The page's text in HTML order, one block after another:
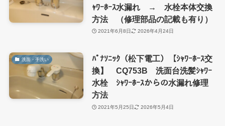
ｬﾜｰﾎｰｽ水漏れ → 水栓本体交換
方法 （修理部品の記載も有り）
2021年6月8日 2026年4月24日
洗面・手洗い
ﾊﾟﾅｿﾆｯｸ（松下電工）【ｼｬﾜｰﾎｰｽ交
換】 CQ753B 洗面台洗髪ｼｬﾜｰ
水栓 ｼｬﾜｰﾎｰｽからの水漏れ修理
方法
2021年5月25日 2026年5月4日